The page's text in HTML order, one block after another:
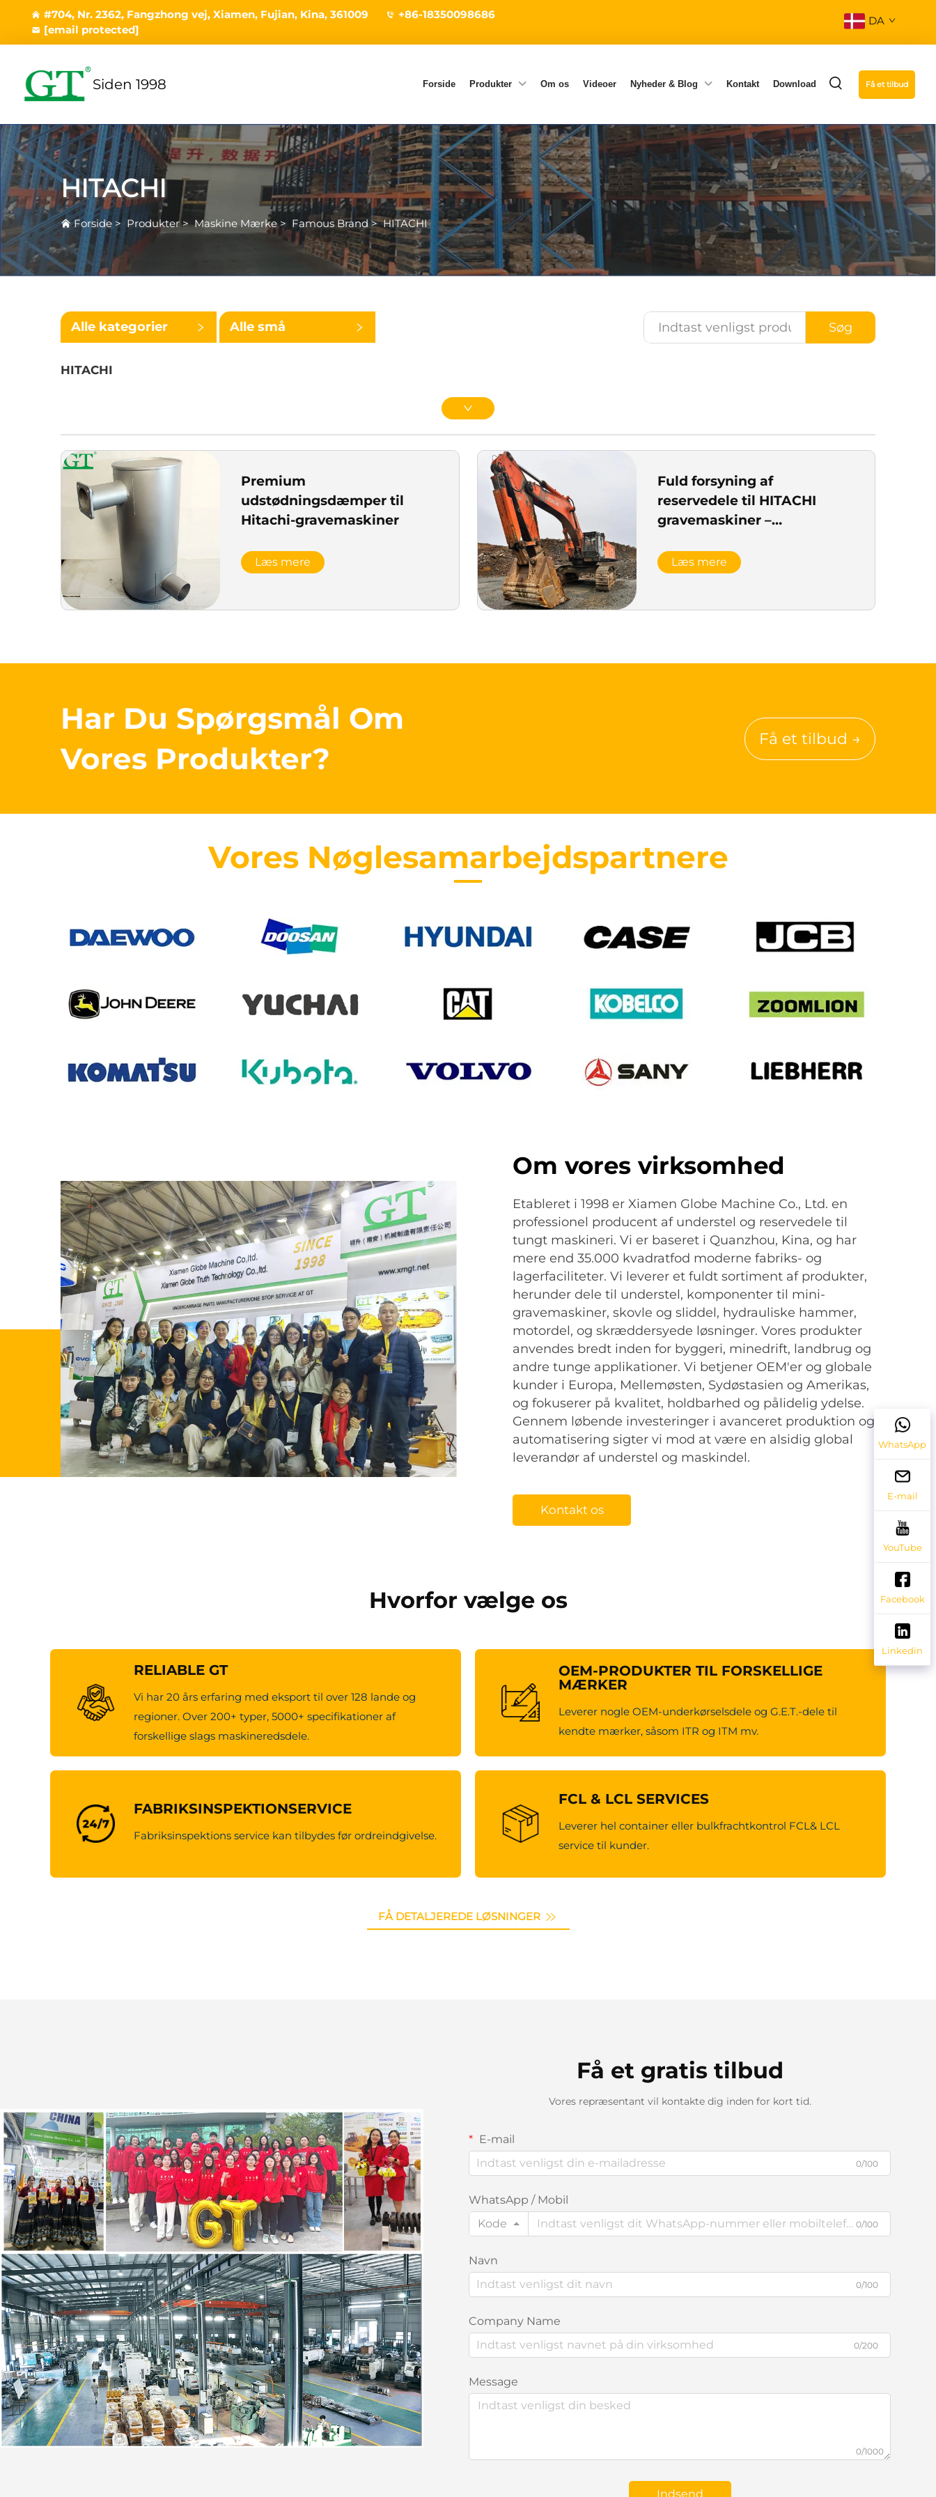
#704, Nr. 2362, Fangzhong vej, Xiamen, Fujian, Kina, 361009
+86-18350098686
[email protected]
DA
Siden 1998 Forside Produkter Om os Videoer Nyheder & Blog Kontakt Download Få et tilbud
HITACHI
Forside > Produkter>Maskine Mærke> Famous Brand>HITACHI
Alle kategorier Alle små Søg
HITACHI
Premium
udstødningsdæmper til
Hitachi-gravemaskiner
Læs mere
Fuld forsyning af
reservedele til HITACHI
gravemaskiner –
modeller
Læs mere
Har Du Spørgsmål Om
Vores Produkter?
Få et tilbud →
Vores Nøglesamarbejdspartnere
Om vores virksomhed
Etableret i 1998 er Xiamen Globe Machine Co., Ltd. en
professionel producent af understel og reservedele til
tungt maskineri. Vi er baseret i Quanzhou, Kina, og har
mere end 35.000 kvadratfod moderne fabriks- og
lagerfaciliteter. Vi leverer et fuldt sortiment af produkter,
herunder dele til understel, komponenter til mini-
gravemaskiner, skovle og sliddel, hydrauliske hammer,
motordel, og skræddersyede løsninger. Vores produkter
anvendes bredt inden for byggeri, minedrift, landbrug og
andre tunge applikationer. Vi betjener OEM'er og globale
kunder i Europa, Mellemøsten, Sydøstasien og Amerikas,
og fokuserer på kvalitet, holdbarhed og pålidelig ydelse.
Gennem løbende investeringer i avanceret produktion og
automatisering sigter vi mod at være en alsidig global
leverandør af understel og maskindel.
Kontakt os
Hvorfor vælge os
RELIABLE GT
Vi har 20 års erfaring med eksport til over 128 lande og
regioner. Over 200+ typer, 5000+ specifikationer af
forskellige slags maskineredsdele.
OEM-PRODUKTER TIL FORSKELLIGE
MÆRKER
Leverer nogle OEM-underkørselsdele og G.E.T.-dele til
kendte mærker, såsom ITR og ITM mv.
FABRIKSINSPEKTIONSERVICE
Fabriksinspektions service kan tilbydes før ordreindgivelse.
FCL & LCL SERVICES
Leverer hel container eller bulkfrachtkontrol FCL& LCL
service til kunder.
FÅ DETALJEREDE LØSNINGER
Få et gratis tilbud
Vores repræsentant vil kontakte dig inden for kort tid.
E-mail
0/100
WhatsApp / Mobil
Kode
0/100
Navn
0/100
Company Name
0/200
Message
0/1000
Indsend
WhatsApp
E-mail
YouTube
Facebook
Linkedin